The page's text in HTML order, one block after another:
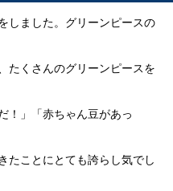
しました。グリーンピースの
たくさんのグリーンピースを
！」「赤ちゃん豆があっ
たことにとても誇らし気でし